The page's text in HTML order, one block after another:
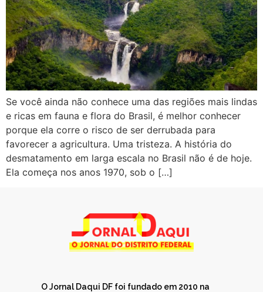
Se você ainda não conhece uma das regiões mais lindas
e ricas em fauna e flora do Brasil, é melhor conhecer
porque ela corre o risco de ser derrubada para
favorecer a agricultura. Uma tristeza. A história do
desmatamento em larga escala no Brasil não é de hoje.
Ela começa nos anos 1970, sob o […]
O Jornal Daqui DF foi fundado em 2010 na